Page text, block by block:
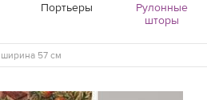
Портьеры
Рулонные
шторы
57 см